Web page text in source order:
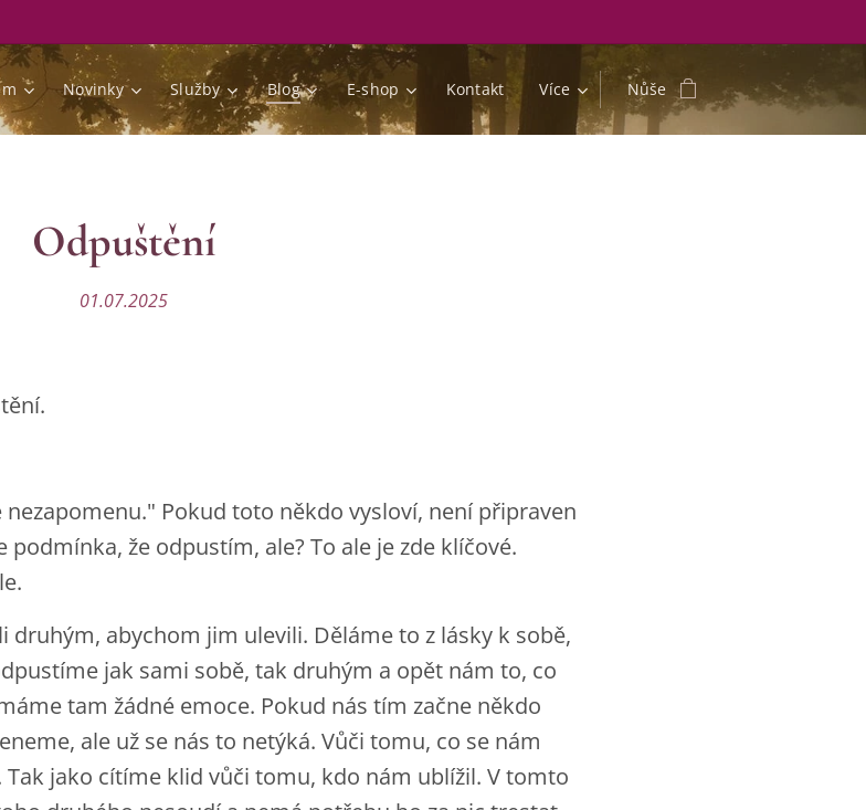
Novinky Služby Blog E-shop Kontakt Více Nůše
Odpuštění
01.07.2025
Pokud toto někdo vysloví, není připraven
že odpustím, ale? To ale je zde klíčové.
druhým, abychom jim ulevili. Děláme to z lásky k sobě,
jak sami sobě, tak druhým a opět nám to, co
tam žádné emoce. Pokud nás tím začne někdo
ale už se nás to netýká. Vůči tomu, co se nám
jako cítíme klid vůči tomu, kdo nám ublížil. V tomto